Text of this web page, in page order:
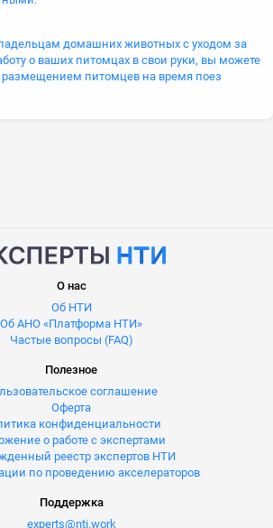
домашних животных с уходом за
о ваших питомцах в свои руки, вы можете
размещением питомцев на время поез
О нас
Об НТИ
Об АНО «Платформа НТИ»
Частые вопросы (FAQ)
Полезное
соглашение
Оферта
конфиденциальности
о работе с экспертами
реестр экспертов НТИ
по проведению акселераторов
Поддержка
experts@nti.work